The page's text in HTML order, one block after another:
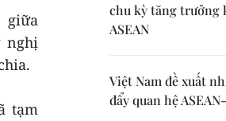
giữa
nghị
tạm
chu kỳ tăng trưởng
ASEAN
Việt Nam đề xuất
đẩy quan hệ